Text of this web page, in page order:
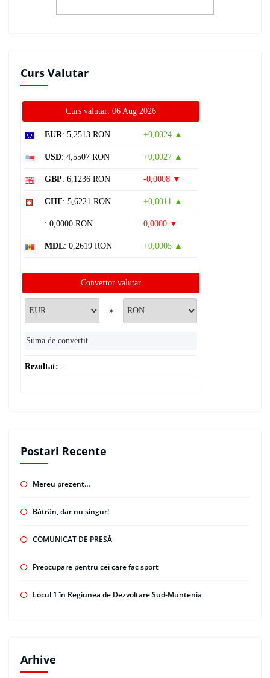
Curs Valutar
Curs valutar: 06 Aug 2026
EUR: 5,2513 RON +0,0024 ▲
USD: 4,5507 RON +0,0027 ▲
GBP: 6,1236 RON -0,0008 ▼
CHF: 5,6221 RON +0,0011 ▲
: 0,0000 RON 0,0000 ▼
MDL: 0,2619 RON +0,0005 ▲
Convertor valutar
»
Rezultat: -
Postari Recente
Mereu prezent…
Bătrân, dar nu singur!
COMUNICAT DE PRESĂ
Preocupare pentru cei care fac sport
Locul 1 în Regiunea de Dezvoltare Sud-Muntenia
Arhive